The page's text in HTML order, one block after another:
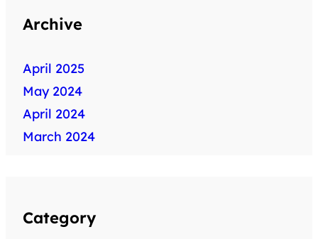
Archive
April 2025
May 2024
April 2024
March 2024
Category